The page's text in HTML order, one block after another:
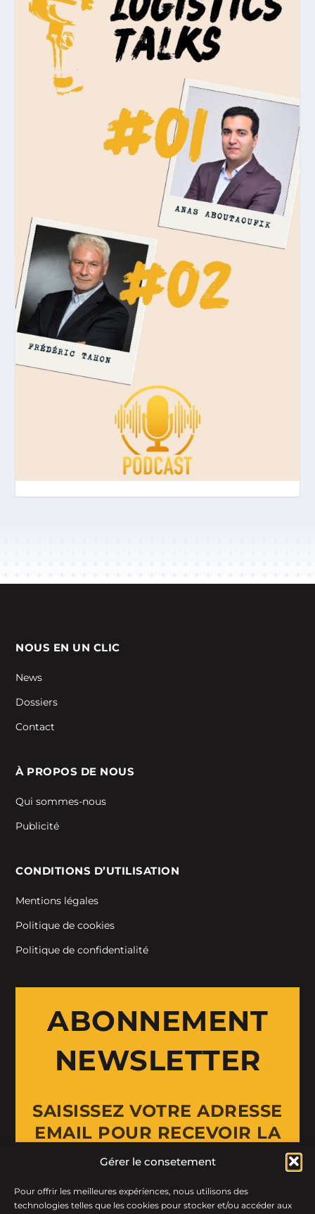
Gérer le consetement
Pour offrir les meilleures expériences, nous utilisons des
technologies telles que les cookies pour stocker et/ou accéder aux
NOUS EN UN CLIC
News
Dossiers
Contact
À PROPOS DE NOUS
Qui sommes-nous
Publicité
CONDITIONS D’UTILISATION
Mentions légales
Politique de cookies
Politique de confidentialité
ABONNEMENT
NEWSLETTER
SAISISSEZ VOTRE ADRESSE
EMAIL POUR RECEVOIR LA
NEWSLETTER
Email Address